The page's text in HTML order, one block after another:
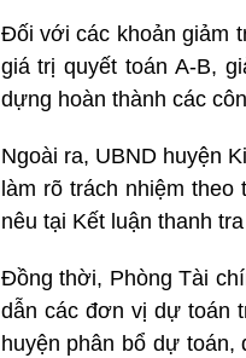
Đối với các khoản giảm
giá trị quyết toán A-B,
dựng hoàn thành các
Ngoài ra, UBND huyện
làm rõ trách nhiệm
nêu tại Kết luận thanh
Đồng thời, Phòng Tài
dẫn các đơn vị dự toán
huyện phân bổ dự toán,